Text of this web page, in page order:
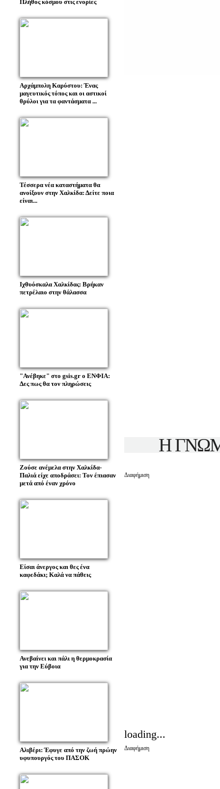
Πλήθος κόσμου στις ενορίες
Αρχάμπολη Καρύστου: Ένας
μαγευτικός τόπος και οι αστικοί
θρύλοι για τα φαντάσματα ...
Τέσσερα νέα καταστήματα θα
ανοίξουν στην Χαλκίδα: Δείτε ποια
είναι...
Ιχθυόσκαλα Χαλκίδας: Βρήκαν
πετρέλαιο στην θάλασσα
"Ανέβηκε" στο gsis.gr ο ΕΝΦΙΑ:
Δες πως θα τον πληρώσεις
Ζούσε ανέμελα στην Χαλκίδα-
Παλιά είχε αποδράσει: Τον έπιασαν
μετά από έναν χρόνο
Είσαι άνεργος και θες ένα
καφεδάκι; Καλά να πάθεις
Ανεβαίνει και πάλι η θερμοκρασία
για την Εύβοια
Αλιβέρι: Έφυγε από την ζωή πρώην
υφυπουργός του ΠΑΣΟΚ
Η
Διαφήμιση
loading...
Διαφήμιση